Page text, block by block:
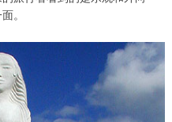
。